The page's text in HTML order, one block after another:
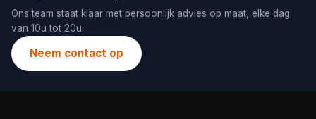
Ons team staat klaar met persoonlijk advies op maat, elke dag
van 10u tot 20u.
Neem contact op